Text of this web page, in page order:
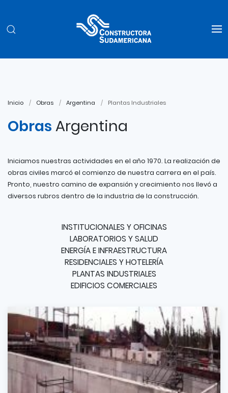
Inicio Obras Argentina Plantas Industriales
Obras Argentina
Iniciamos nuestras actividades en el año 1970. La realización de
obras civiles marcó el comienzo de nuestra carrera en el país.
Pronto, nuestro camino de expansión y crecimiento nos llevó a
diversos rubros dentro de la industria de la construcción.
INSTITUCIONALES Y OFICINAS
LABORATORIOS Y SALUD
ENERGÍA E INFRAESTRUCTURA
RESIDENCIALES Y HOTELERÍA
PLANTAS INDUSTRIALES
EDIFICIOS COMERCIALES